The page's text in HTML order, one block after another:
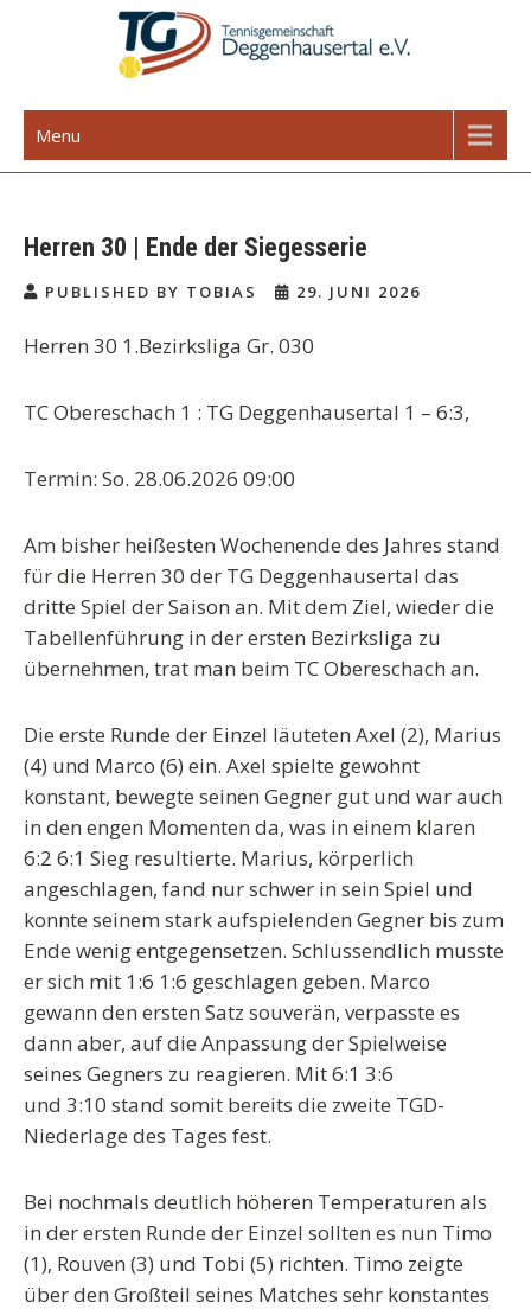
TG Deggenhausertal e.V.
Menu
Herren 30 | Ende der Siegesserie
PUBLISHED BY TOBIAS 29. JUNI 2026
Herren 30 1.Bezirksliga Gr. 030
TC Obereschach 1 : TG Deggenhausertal 1 – 6:3,
Termin: So. 28.06.2026 09:00
Am bisher heißesten Wochenende des Jahres stand
für die Herren 30 der TG Deggenhausertal das
dritte Spiel der Saison an. Mit dem Ziel, wieder die
Tabellenführung in der ersten Bezirksliga zu
übernehmen, trat man beim TC Obereschach an.
Die erste Runde der Einzel läuteten Axel (2), Marius
(4) und Marco (6) ein. Axel spielte gewohnt
konstant, bewegte seinen Gegner gut und war auch
in den engen Momenten da, was in einem klaren
6:2 6:1 Sieg resultierte. Marius, körperlich
angeschlagen, fand nur schwer in sein Spiel und
konnte seinem stark aufspielenden Gegner bis zum
Ende wenig entgegensetzen. Schlussendlich musste
er sich mit 1:6 1:6 geschlagen geben. Marco
gewann den ersten Satz souverän, verpasste es
dann aber, auf die Anpassung der Spielweise
seines Gegners zu reagieren. Mit 6:1 3:6
und 3:10 stand somit bereits die zweite TGD-
Niederlage des Tages fest.
Bei nochmals deutlich höheren Temperaturen als
in der ersten Runde der Einzel sollten es nun Timo
(1), Rouven (3) und Tobi (5) richten. Timo zeigte
über den Großteil seines Matches sehr konstantes